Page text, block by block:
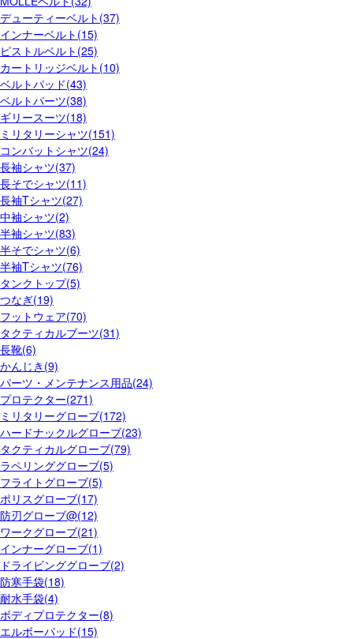
デューティーベルト(37)
インナーベルト(15)
ピストルベルト(25)
カートリッジベルト(10)
ベルトパッド(43)
ベルトパーツ(38)
ギリースーツ(18)
ミリタリーシャツ(151)
コンバットシャツ(24)
長袖シャツ(37)
長そでシャツ(11)
長袖Tシャツ(27)
中袖シャツ(2)
半袖シャツ(83)
半そでシャツ(6)
半袖Tシャツ(76)
タンクトップ(5)
つなぎ(19)
フットウェア(70)
タクティカルブーツ(31)
長靴(6)
かんじき(9)
パーツ・メンテナンス用品(24)
プロテクター(271)
ミリタリーグローブ(172)
ハードナックルグローブ(23)
タクティカルグローブ(79)
ラペリンググローブ(5)
フライトグローブ(5)
ポリスグローブ(17)
防刃グローブ@(12)
ワークグローブ(21)
インナーグローブ(1)
ドライビンググローブ(2)
防寒手袋(18)
耐水手袋(4)
ボディプロテクター(8)
エルボーパッド(15)